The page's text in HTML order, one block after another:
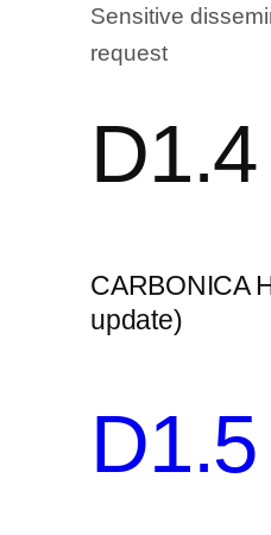
Sensitive
request
D1.4
CARBONICA
update)
D1.5